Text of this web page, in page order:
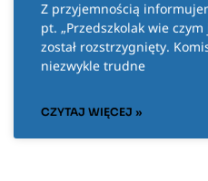
Z przyjemnością
pt. „Przedszkolak wie
został rozstrzygnięty.
niezwykle trudne
CZYTAJ WIĘCEJ »